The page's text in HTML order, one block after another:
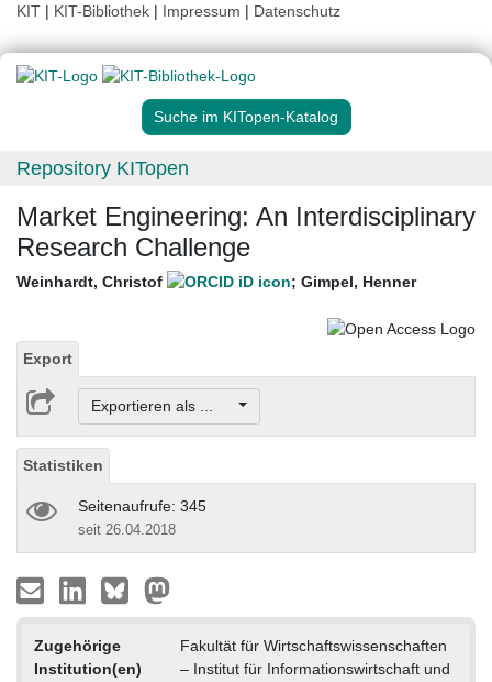
KIT | KIT-Bibliothek | Impressum | Datenschutz
Suche im KITopen-Katalog
Repository KITopen
Market Engineering: An Interdisciplinary
Research Challenge
Weinhardt, Christof ; Gimpel, Henner
Export
Exportieren als ...
Statistiken
Seitenaufrufe: 345
seit 26.04.2018
Zugehörige
Institution(en)
Fakultät für Wirtschaftswissenschaften
– Institut für Informationswirtschaft und